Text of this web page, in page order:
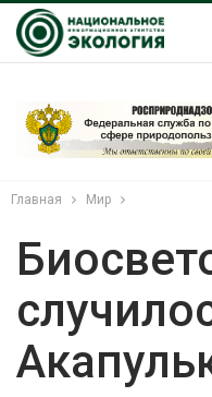
Главная Мир